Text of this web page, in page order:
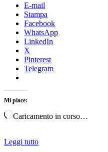
E-mail
Stampa
Facebook
WhatsApp
LinkedIn
X
Pinterest
Telegram
Mi piace:
Caricamento in corso…
Leggi tutto